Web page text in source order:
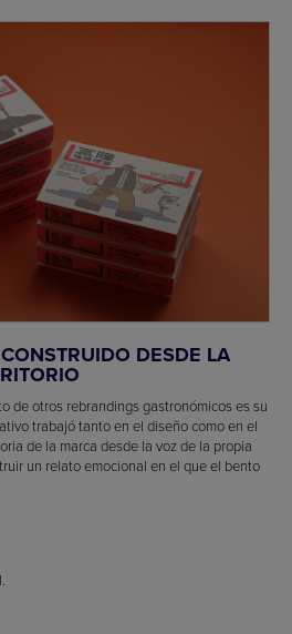
DESDE LA
de otros rebrandings gastronómicos es su
trabajó tanto en el diseño como en el
de la marca desde la voz de la propia
un relato emocional en el que el bento